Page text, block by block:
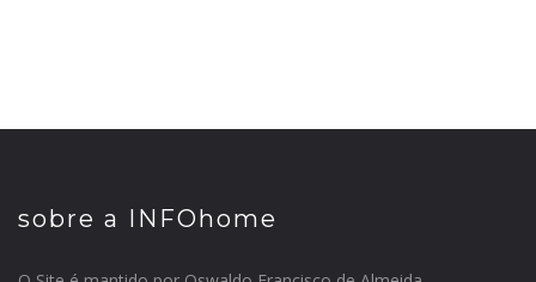
sobre a INFOhome